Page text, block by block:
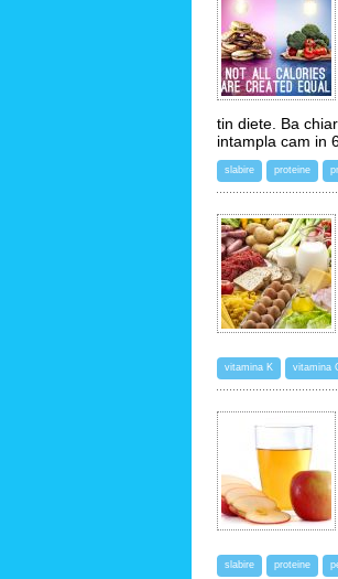
tin diete. Ba
intampla cam in
slabire proteine
vitamina K vitamina
slabire proteine